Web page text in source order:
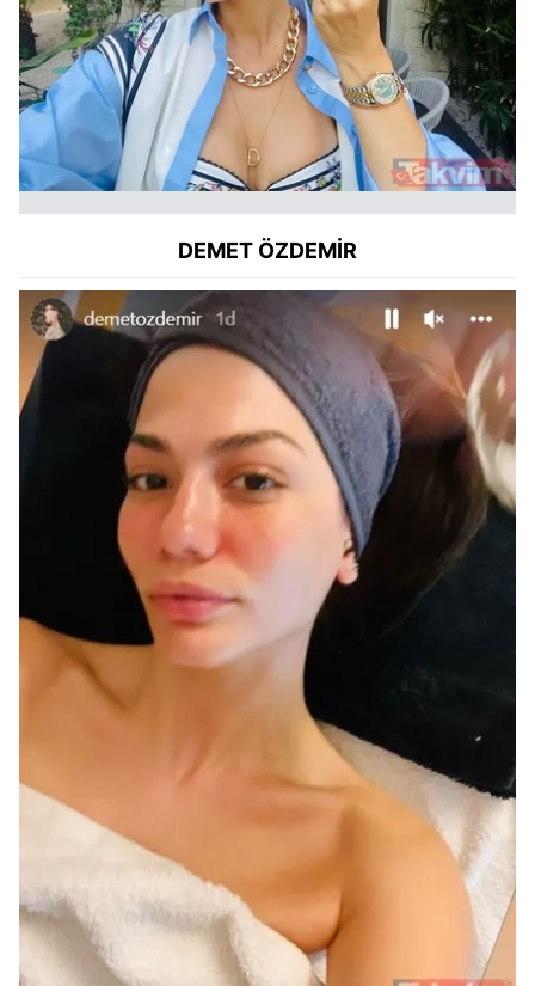
DEMET ÖZDEMİR